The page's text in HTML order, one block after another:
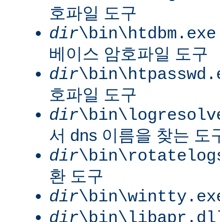
호파일 도구
dir\bin\htdbm.exe
베이스 암호파일 도구
dir
호파일 도구
dir
서 dns 이름을 찾는 도
dir
환 도구
dir
dir